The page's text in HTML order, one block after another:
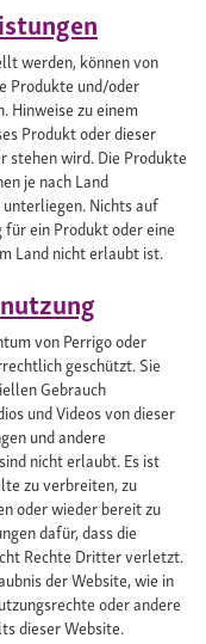
werden, können von
Produkte und/oder
Hinweise zu einem
Produkt oder dieser
stehen wird. Die Produkte
je nach Land
Nichts auf
ein Produkt oder eine
Land nicht erlaubt ist.
von Perrigo oder
geschützt. Sie
Gebrauch
und Videos von dieser
und andere
nicht erlaubt. Es ist
zu verbreiten, zu
oder wieder bereit zu
dafür, dass die
Rechte Dritter verletzt.
der Website, wie in
oder andere
dieser Website.